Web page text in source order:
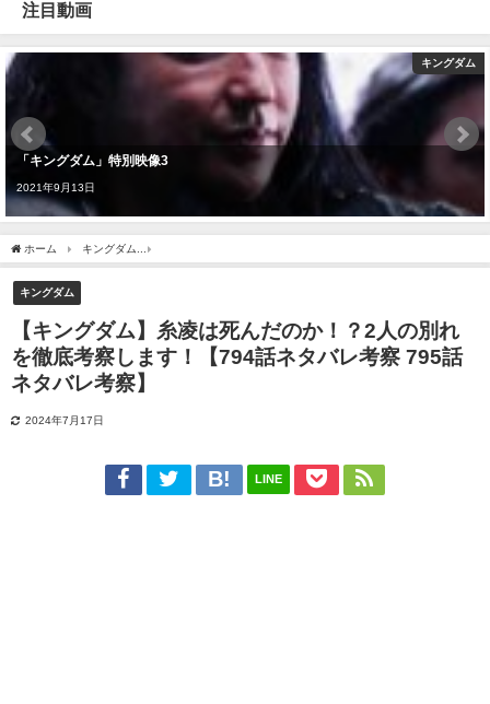
注目動画
キングダム
「キングダム」特別映像3
2021年9月13日
ホーム キングダム
キングダム
【キングダム】糸凌は死んだのか！？2人の別れ
を徹底考察します！【794話ネタバレ考察 795話
ネタバレ考察】
2024年7月17日
LINE